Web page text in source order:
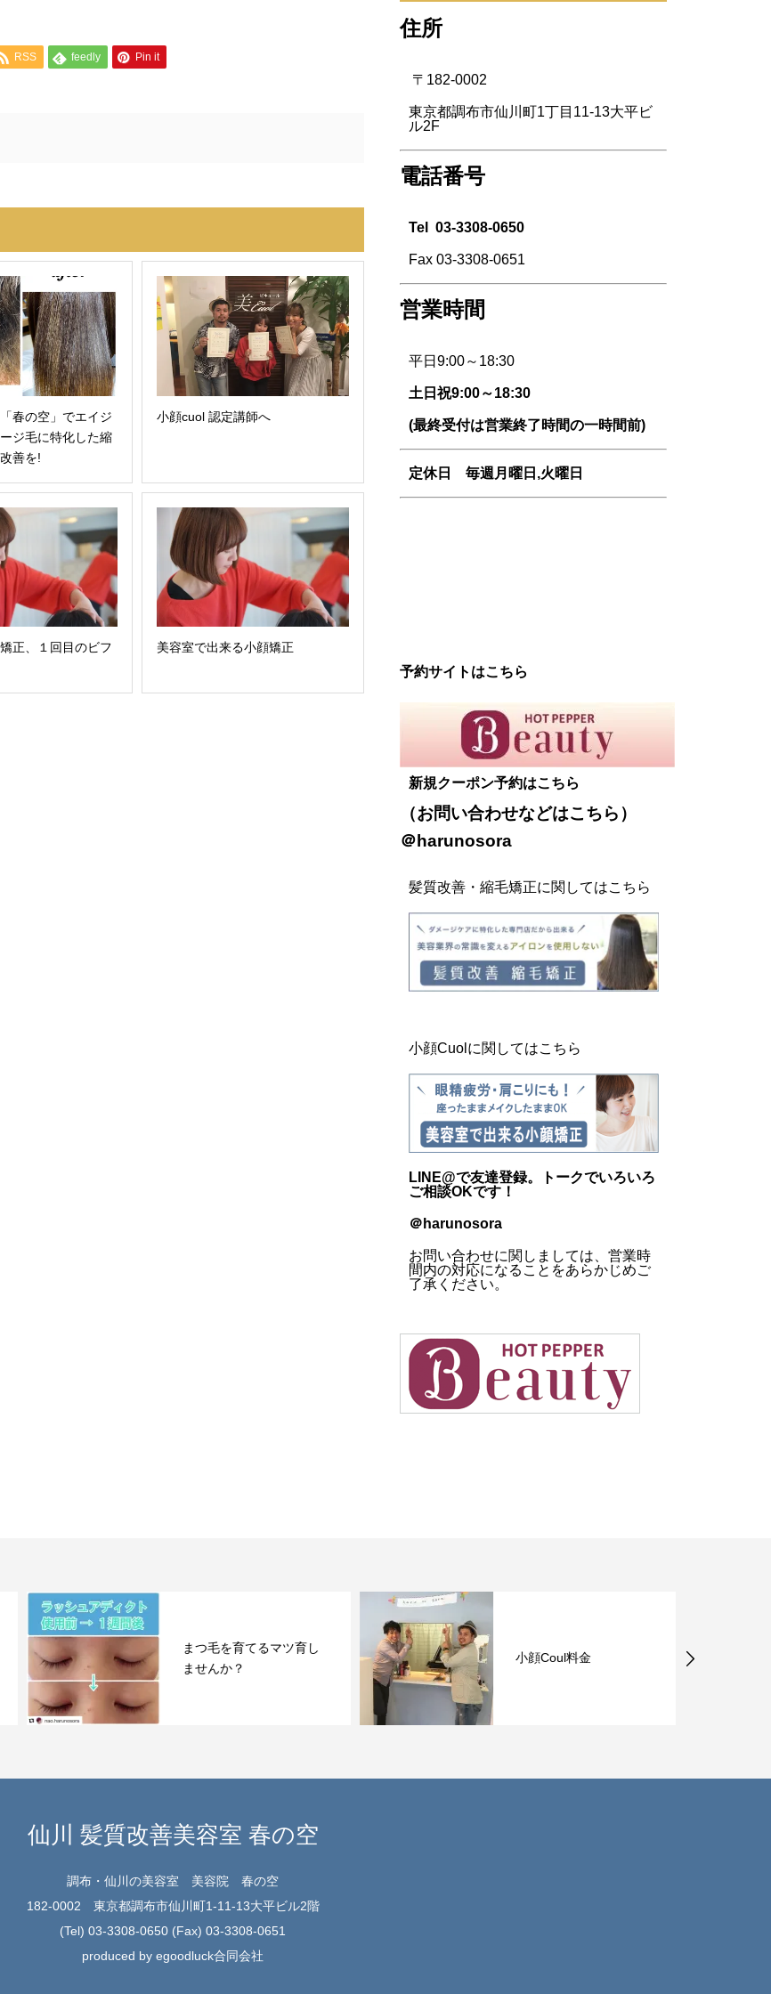
RSS feedly Pin it
春の空」でエイジ
ジ毛に特化した縮
善を!
小顔cuol 認定講師へ
正、１回目のビフ
美容室で出来る小顔矯正
住所
〒182-0002
東京都調布市仙川町1丁目11-13大平ビ
ル2F
電話番号
Tel 03-3308-0650
Fax 03-3308-0651
営業時間
平日9:00～18:30
土日祝9:00～18:30
(最終受付は営業終了時間の一時間前)
定休日 毎週 月曜日,火曜日
予約サイトはこちら
新規クーポン予約はこちら
（お問い合わせなどはこちら ）
＠harunosora
髪質改善・縮毛矯正に関してはこちら
小顔Cuolに関してはこちら
LINE@で友達登録。トークでいろいろ
ご相談OKです！
＠harunosora
お問い合わせに関しましては、営業時
間内の対応になることをあらかじめご
了承ください。
まつ毛を育てるマツ育し
ませんか？
小顔Coul料金
仙川 髪質改善美容室 春の空
調布・仙川の美容室 美容院 春の空
182-0002 東京都調布市仙川町1-11-13大平ビル2階
(Tel) 03-3308-0650 (Fax) 03-3308-0651
produced by egoodluck合同会社